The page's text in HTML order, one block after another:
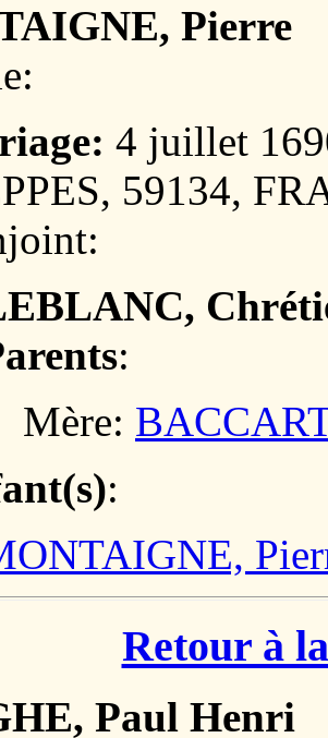
Pierre
4 juillet
59134,
:
Mère:
:
Retour à
Paul Henri